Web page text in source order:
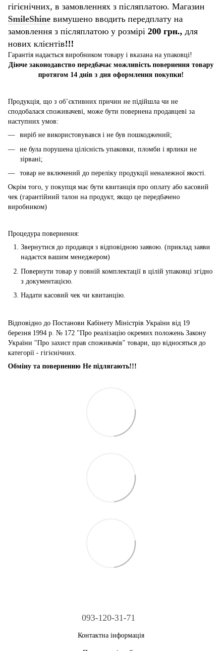
гігієнічних, в замовленнях з післяплатою. Магазин
SmileShine вимушено вводить передплату на
замовлення з післяплатою у розмірі 200 грн., для
нових клієнтів!!!
Гарантія надається виробником товару і вказана на упаковці!
Діюче законодавство передбачає можливість повернення товару
протягом 14 днів з дня оформлення покупки!
Продукція, що з об’єктивних причин не підійшла чи не
сподобалася споживачеві, може бути повернена продавцеві за
наступних умов:
виріб не використовувався і не був пошкоджений;
не була порушена цілісність упаковки, пломби і ярлики не
зірвані;
товар не включений до переліку продукції неналежної якості.
Окрім того, у покупця має бути квитанція про оплату або касовий
чек (гарантійний талон на продукт, якщо це передбачено
виробником)
Процедура повернення:
Звернутися до продавця з відповідною заявою. (приклад заяви
надаєтся вашим менеджером)
Повернути товар у повній комплектації в цілій упаковці згідно
з документацією.
Надати касовий чек чи квитанцію.
Відповідно до Постанови Кабінету Міністрів України від 19
березня 1994 р. № 172 "Про реалізацію окремих положень Закону
України "Про захист прав споживачів" товари, що відносяться до
категорії - гігієнічних.
Обміну та поверненню Не підлягають!!!
093-120-31-71
Контактна інформація